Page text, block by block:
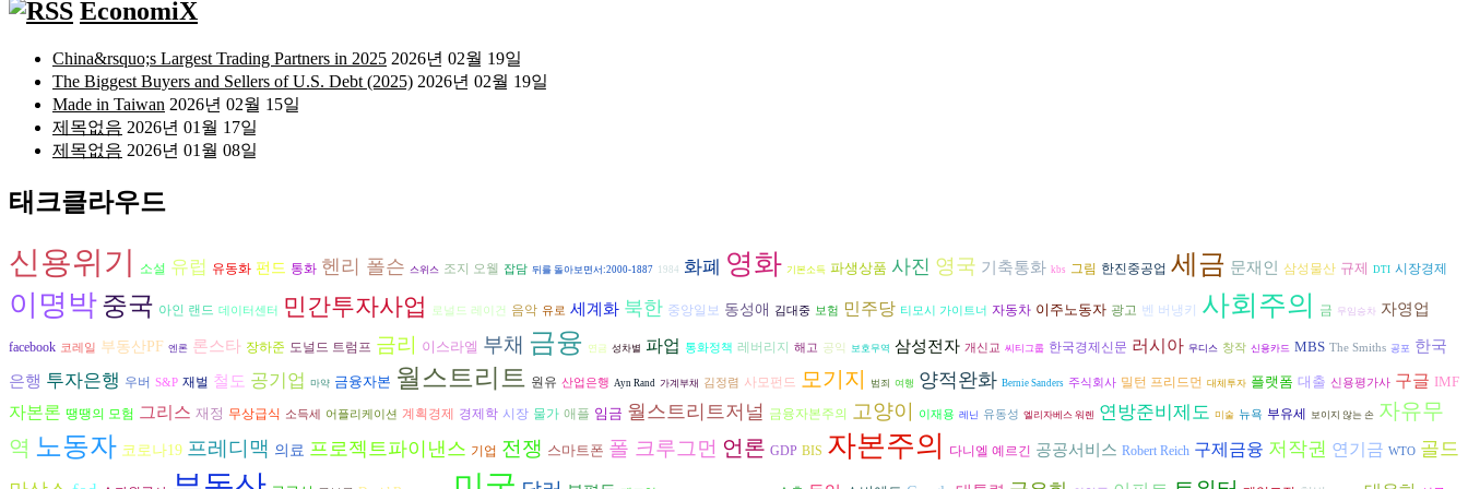
EconomiX
China&rsquo;s Largest Trading Partners in 2025 2026년 02월 19일
The Biggest Buyers and Sellers of U.S. Debt (2025) 2026년 02월 19일
Made in Taiwan 2026년 02월 15일
제목없음 2026년 01월 17일
제목없음 2026년 01월 08일
태크클라우드
신용위기 소설 유럽 유동화 펀드 통화 헨리 폴슨 스위스 조지 오웰 잡담 뒤를 돌아보면서:2000-1887 1984 화폐 영화 기본소득 파생상품 사진 영국 기축통화 kbs 그림 한진중공업 세금 문재인 삼성물산 규제 DTI 시장경제
이명박중국 아인 랜드 데이터센터 민간투자사업 로널드 레이건 음악 유로 세계화 북한 중앙일보 동성애 김대중 보험 민주당 티모시 가이트너 자동차 이주노동자 광고 벤 버냉키 사회주의 금 무임승차 자영업
facebook 코레일 부동산PF 엔론 론스타 장하준 도널드 트럼프 금리 이스라엘 부채 금융 연금 성차별 파업 통화정책 레버리지 해고 공익 보호무역 삼성전자 개신교 씨티그룹 한국경제신문 러시아 무디스 창작 신용카드 MBS The Smiths 공포 한국
은행 투자은행 우버 S&P 재벌 철도 공기업 마약 금융자본 월스트리트 원유 산업은행 Ayn Rand 가계부채 김정렴 사모펀드 모기지 범죄 여행 양적완화 Bernie Sanders 주식회사 밀턴 프리드먼 대체투자 플랫폼 대출 신용평가사 구글 IMF
자본론 땡땡의 모험 그리스 재정 무상급식 소득세 어플리케이션 계획경제 경제학 시장 물가 애플 임금 월스트리트저널 금융자본주의 고양이 이재용 레닌 유동성 엘리자베스 워렌 연방준비제도 미술 뉴욕 부유세 보이지 않는 손 자유무
역 노동자 코로나19 프레디맥 의료 프로젝트파이낸스 기업 전쟁 스마트폰 폴 크루그먼 언론 GDP BIS 자본주의 다니엘 예르긴 공공서비스 Robert Reich 구제금융 저작권 연기금 WTO 골드